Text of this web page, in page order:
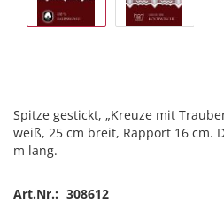
Spitze gestickt, „Kreuze mit
weiß, 25 cm breit, Rapport 16 cm.
m lang.
Art.Nr.: 308612